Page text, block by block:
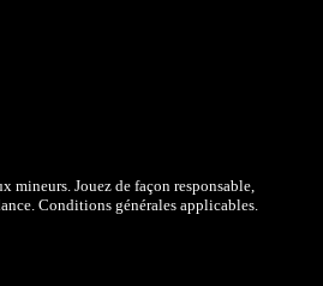
mineurs. Jouez de façon responsable,
Conditions générales applicables.